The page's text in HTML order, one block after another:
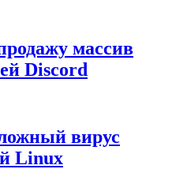
массив
Discord
вирус
Linux